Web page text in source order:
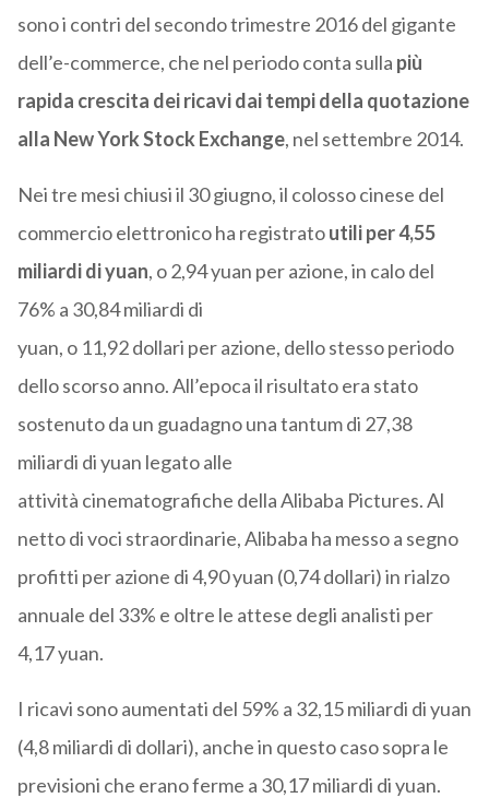
sono i contri del secondo trimestre 2016 del gigante
dell’e-commerce, che nel periodo conta sulla più
rapida crescita dei ricavi dai tempi della quotazione
alla New York Stock Exchange, nel settembre 2014.
Nei tre mesi chiusi il 30 giugno, il colosso cinese del
commercio elettronico ha registratoutili per 4,55
miliardi di yuan, o 2,94 yuan per azione, in calo del
76% a 30,84 miliardi di
yuan, o 11,92 dollari per azione, dello stesso periodo
dello scorso anno. All’epoca il risultato era stato
sostenuto da un guadagno una tantum di 27,38
miliardi di yuan legato alle
attività cinematografiche della Alibaba Pictures. Al
netto di voci straordinarie, Alibaba ha messo a segno
profitti per azione di 4,90 yuan (0,74 dollari) in rialzo
annuale del 33% e oltre le attese degli analisti per
4,17 yuan.
I ricavi sono aumentati del 59% a 32,15 miliardi di yuan
(4,8 miliardi di dollari), anche in questo caso sopra le
previsioni che erano ferme a 30,17 miliardi di yuan.